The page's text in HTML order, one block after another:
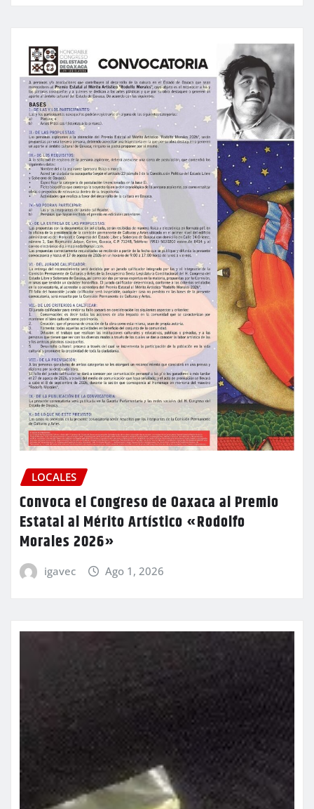
LOCALES
Convoca el Congreso de Oaxaca al Premio
Estatal al Mérito Artístico «Rodolfo
Morales 2026»
igavec Ago 1, 2026